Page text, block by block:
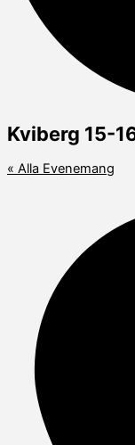
Kviberg 15-
« Alla Evenemang